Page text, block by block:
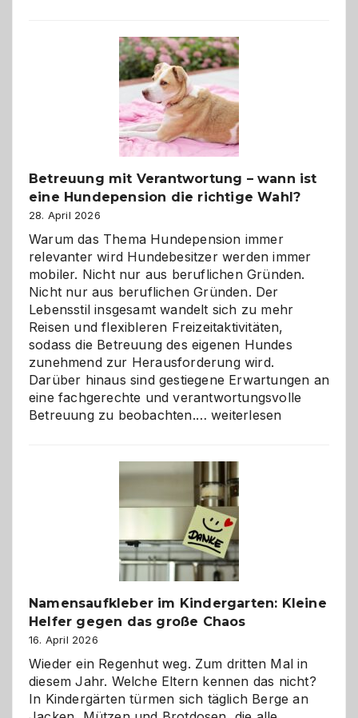
Betreuung mit Verantwortung – wann ist
eine Hundepension die richtige Wahl?
28. April 2026
Warum das Thema Hundepension immer
relevanter wird Hundebesitzer werden immer
mobiler. Nicht nur aus beruflichen Gründen.
Nicht nur aus beruflichen Gründen. Der
Lebensstil insgesamt wandelt sich zu mehr
Reisen und flexibleren Freizeitaktivitäten,
sodass die Betreuung des eigenen Hundes
zunehmend zur Herausforderung wird.
Darüber hinaus sind gestiegene Erwartungen an
eine fachgerechte und verantwortungsvolle
Betreuung zu beobachten.…Betreuung
wann
ist
eine
Hundepension
die
richtige
weiterlesen
Namensaufkleber im Kindergarten: Kleine
Helfer gegen das große Chaos
16. April 2026
Wieder ein Regenhut weg. Zum dritten Mal in
diesem Jahr. Welche Eltern kennen das nicht?
In Kindergärten türmen sich täglich Berge an